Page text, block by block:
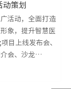
动策划
活动，全面打造
象，提升智慧医
目上线发布会、
介会、沙龙…